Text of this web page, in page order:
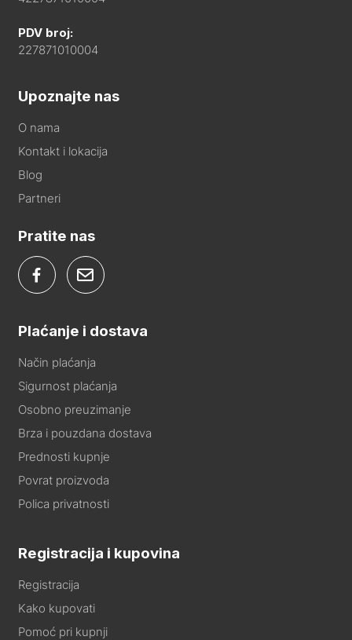
PDV broj:
227871010004
Upoznajte nas
O nama
Kontakt i lokacija
Blog
Partneri
Pratite nas
Plaćanje i dostava
Način plaćanja
Sigurnost plaćanja
Osobno preuzimanje
Brza i pouzdana dostava
Prednosti kupnje
Povrat proizvoda
Polica privatnosti
Registracija i kupovina
Registracija
Kako kupovati
Pomoć pri kupnji